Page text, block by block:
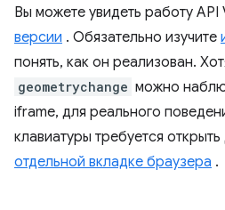
Вы можете увидеть работу
версии . Обязательно изучите
понять, как он реализован.
geometrychange можно
iframe, для реального
клавиатуры требуется
отдельной вкладке браузера .